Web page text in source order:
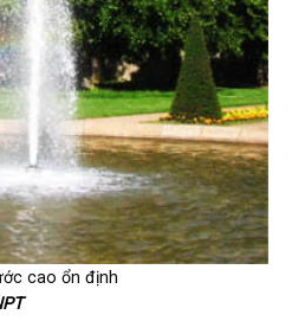
cao ổn định